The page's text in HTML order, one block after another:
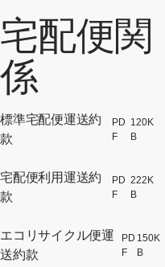
宅配便関
係
標準宅配便運送約
款
PD
F
120K
B
宅配便利用運送約
款
PD
F
222K
B
エコリサイクル便運
送約款
PD
F
150K
B